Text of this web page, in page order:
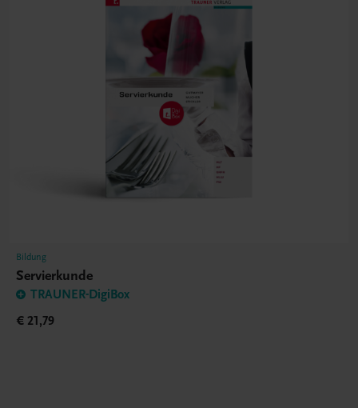
Bildung
Servierkunde
TRAUNER-DigiBox
€ 21,79